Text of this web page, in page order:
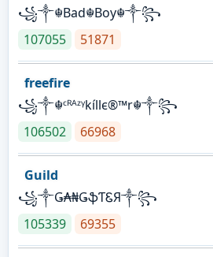
꧁༒☬Bad☬Boy☬༒꧂
107055
51871
freefire
꧁༒☬ᶜᴿᴬᶻᵞkíllє®™r☬༒꧂
106502
66968
Guild
꧁༒Ǥ₳₦ǤֆƬᏋЯ༒꧂
105339
69355